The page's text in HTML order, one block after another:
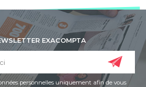
EXACOMPTA
personnelles uniquement afin de vous